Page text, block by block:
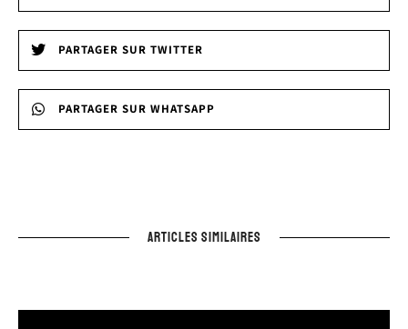
PARTAGER SUR TWITTER
PARTAGER SUR WHATSAPP
ARTICLES SIMILAIRES